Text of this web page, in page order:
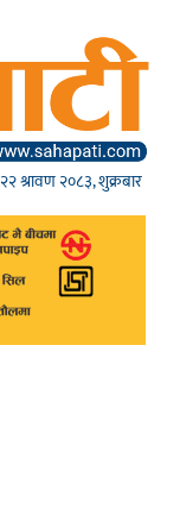
२२ श्रावण २०८३, शुक्रबार